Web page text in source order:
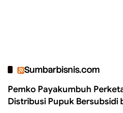
Sumbarbisnis.com
Pemko Payakumbuh
Distribusi Pupuk Bersubsidi